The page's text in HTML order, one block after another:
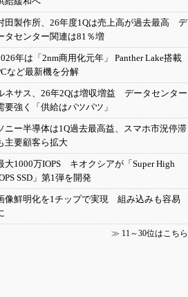
田製作所、26年度1Qは売上高が過去最高 デ
タセンター関連は81％増
年は「2nm商用化元年」 Panther Lake搭載
など最新機を分解
ネサス、26年2Qは増収増益 データセンター
要強く「供給はパツパツ」
ニー半導体は1Q過去最高益、スマホ市況停滞
主要顧客ら拡大
大1000万IOPS キオクシアが「Super High
SSD」第1弾を開発
像鮮明化を1チップで実現 組み込みも容易
≫ 11～30位はこちら